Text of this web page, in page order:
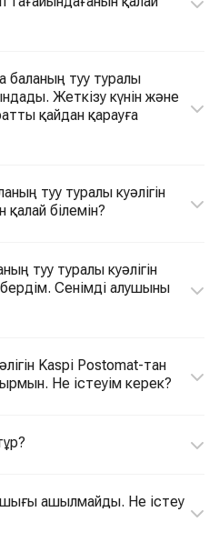
баланың туу туралы
Жеткізу күнін және
қайдан қарауға
туу туралы куәлігін
білемін?
туу туралы куәлігін
Сенімді алушыны
Kaspi Postomat-тан
Не істеуім керек?
ашылмайды. Не істеу